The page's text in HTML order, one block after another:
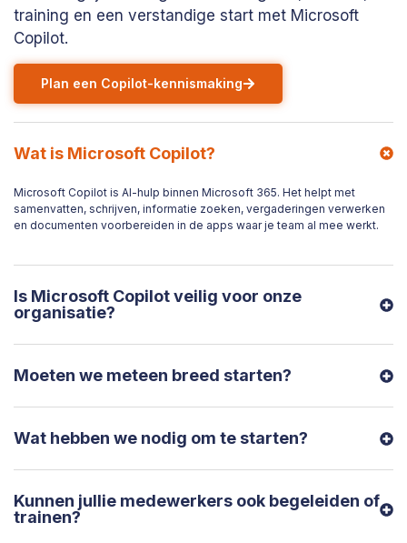
training en een verstandige start met Microsoft
Copilot.
Plan een Copilot-kennismaking
Wat is Microsoft Copilot?
Microsoft Copilot is AI-hulp binnen Microsoft 365. Het helpt met
samenvatten, schrijven, informatie zoeken, vergaderingen verwerken
en documenten voorbereiden in de apps waar je team al mee werkt.
Is Microsoft Copilot veilig voor onze
organisatie?
Moeten we meteen breed starten?
Wat hebben we nodig om te starten?
Kunnen jullie medewerkers ook begeleiden of
trainen?